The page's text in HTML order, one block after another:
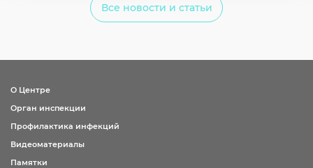
Все новости и статьи
О Центре
Орган инспекции
Профилактика инфекций
Видеоматериалы
Памятки